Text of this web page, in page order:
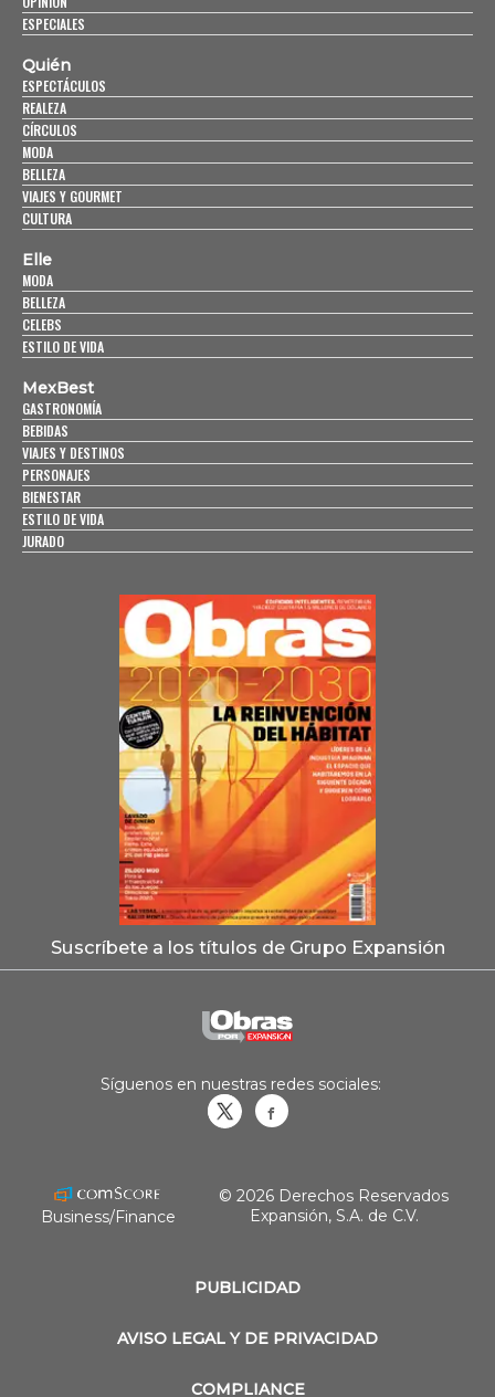
ESPECIALES
Quién
ESPECTÁCULOS
REALEZA
CÍRCULOS
MODA
BELLEZA
VIAJES Y GOURMET
CULTURA
Elle
MODA
BELLEZA
CELEBS
ESTILO DE VIDA
MexBest
GASTRONOMÍA
BEBIDAS
VIAJES Y DESTINOS
PERSONAJES
BIENESTAR
ESTILO DE VIDA
JURADO
Suscríbete a los títulos de Grupo Expansión
PUBLICIDAD
AVISO LEGAL Y DE PRIVACIDAD
COMPLIANCE
Síguenos en nuestras redes sociales:
Business/Finance
© 2026 Derechos Reservados
Expansión, S.A. de C.V.